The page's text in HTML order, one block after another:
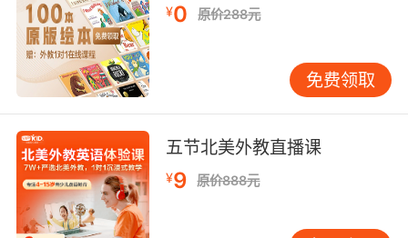
¥0 原价288元
免费领取
五节北美外教直播课
¥9 原价888元